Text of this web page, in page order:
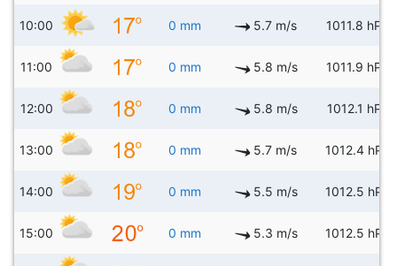
10:00 0 mm 5.7 m/s 1011.8 hPa
11:00 0 mm 5.8 m/s 1011.9 hPa
12:00 0 mm 5.8 m/s 1012.1 hPa
13:00 0 mm 5.7 m/s 1012.4 hPa
14:00 0 mm 5.5 m/s 1012.5 hPa
15:00 0 mm 5.3 m/s 1012.5 hPa